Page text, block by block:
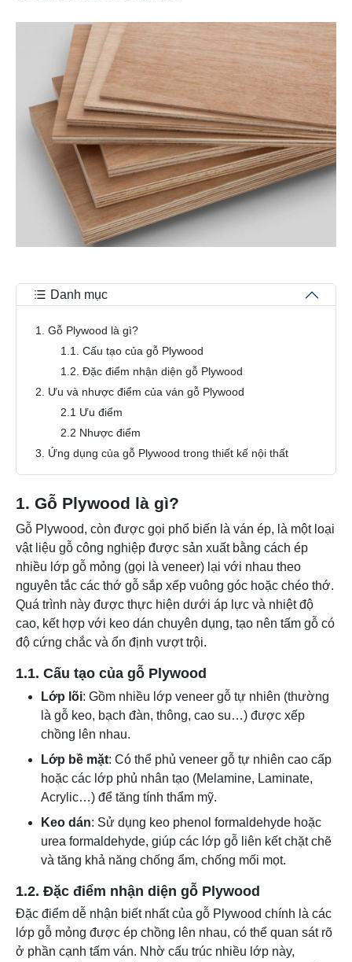
Danh mục
1. Gỗ Plywood là gì?
1.1. Cấu tạo của gỗ Plywood
1.2. Đặc điểm nhận diện gỗ Plywood
2. Ưu và nhược điểm của ván gỗ Plywood
2.1 Ưu điểm
2.2 Nhược điểm
3. Ứng dụng của gỗ Plywood trong thiết kế nội thất
1. Gỗ Plywood là gì?
Gỗ Plywood, còn được gọi phổ biến là ván ép, là một loại
vật liệu gỗ công nghiệp được sản xuất bằng cách ép
nhiều lớp gỗ mỏng (gọi là veneer) lại với nhau theo
nguyên tắc các thớ gỗ sắp xếp vuông góc hoặc chéo thớ.
Quá trình này được thực hiện dưới áp lực và nhiệt độ
cao, kết hợp với keo dán chuyên dụng, tạo nên tấm gỗ có
độ cứng chắc và ổn định vượt trội.
1.1. Cấu tạo của gỗ Plywood
Lớp lõi: Gồm nhiều lớp veneer gỗ tự nhiên (thường
là gỗ keo, bạch đàn, thông, cao su…) được xếp
chồng lên nhau.
Lớp bề mặt: Có thể phủ veneer gỗ tự nhiên cao cấp
hoặc các lớp phủ nhân tạo (Melamine, Laminate,
Acrylic…) để tăng tính thẩm mỹ.
Keo dán: Sử dụng keo phenol formaldehyde hoặc
urea formaldehyde, giúp các lớp gỗ liên kết chặt chẽ
và tăng khả năng chống ẩm, chống mối mọt.
1.2. Đặc điểm nhận diện gỗ Plywood
Đặc điểm dễ nhận biết nhất của gỗ Plywood chính là các
lớp gỗ mỏng được ép chồng lên nhau, có thể quan sát rõ
ở phần cạnh tấm ván. Nhờ cấu trúc nhiều lớp này,